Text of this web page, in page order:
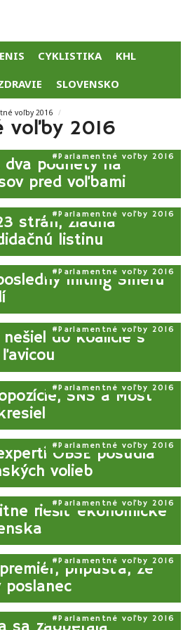
CYKLISTIKA KHL
SLOVENSKO
voľby 2016
voľby 2016
dva podnety na
pred voľbami
Parlamentné voľby 2016
strán, žiadna
listinu
Parlamentné voľby 2016
míting Smeru
Parlamentné voľby 2016
nešiel do koalície s
Parlamentné voľby 2016
SNS a Most
Parlamentné voľby 2016
OBSE posúdia
volieb
Parlamentné voľby 2016
riešiť ekonomické
Parlamentné voľby 2016
pripúšťa, že
poslanec
Parlamentné voľby 2016
Parlamentné voľby 2016